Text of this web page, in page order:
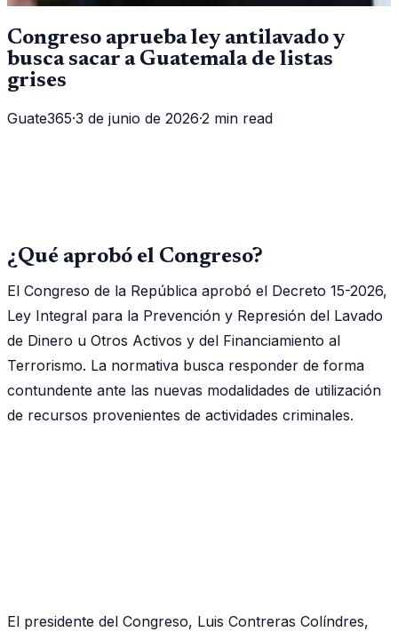
Congreso aprueba ley antilavado y
busca sacar a Guatemala de listas
grises
Guate365·3 de junio de 2026·2 min read
¿Qué aprobó el Congreso?
El Congreso de la República aprobó el Decreto 15-2026,
Ley Integral para la Prevención y Represión del Lavado
de Dinero u Otros Activos y del Financiamiento al
Terrorismo. La normativa busca responder de forma
contundente ante las nuevas modalidades de utilización
de recursos provenientes de actividades criminales.
El presidente del Congreso, Luis Contreras Colíndres,